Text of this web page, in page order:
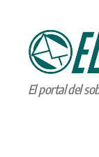
ELCORREOGRÁFICO
El portal del